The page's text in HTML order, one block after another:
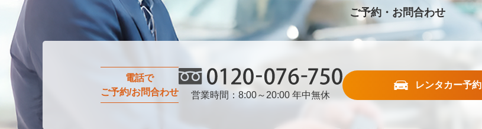
ご予約・お問合わせ
電話で
ご予約/お問合わせ
0120-076-750
営業時間：8:00～20:00 年中無休
レンタカー予約